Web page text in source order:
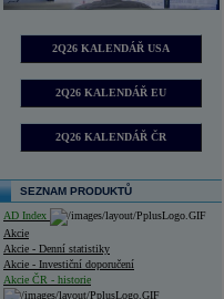
2Q26 KALENDÁŘ USA
2Q26 KALENDÁŘ EU
2Q26 KALENDÁŘ ČR
SEZNAM PRODUKTŮ
AD Index
Akcie
Akcie - Denní statistiky
Akcie - Investiční doporučení
Akcie ČR - historie